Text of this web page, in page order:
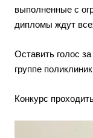
выполненные с
дипломы ждут
Оставить голос
группе
Конкурс